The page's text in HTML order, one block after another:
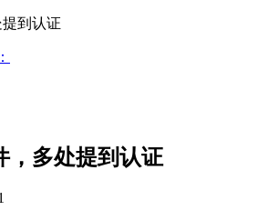
到认证
，多处提到认证